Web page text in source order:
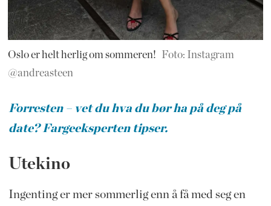
Oslo er helt herlig om sommeren!
Foto: Instagram
@andreasteen
Forresten – vet du hva du bør ha på deg på
date? Fargeeksperten tipser.
Utekino
Ingenting er mer sommerlig enn å få med seg en